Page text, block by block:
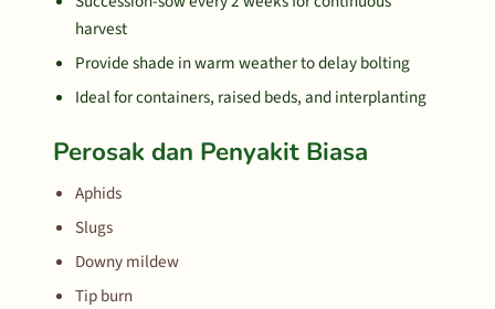
harvest
Provide shade in warm weather to delay bolting
Ideal for containers, raised beds, and interplanting
Perosak dan Penyakit Biasa
Aphids
Slugs
Downy mildew
Tip burn